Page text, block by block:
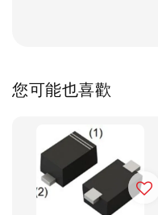
您可能也喜歡